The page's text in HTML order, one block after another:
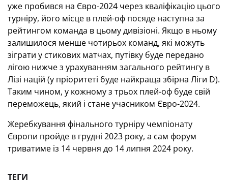
уже пробився на Євро-2024 через кваліфікацію цього
турніру, його місце в плей-оф посяде наступна за
рейтингом команда в цьому дивізіоні. Якщо в ньому
залишилося менше чотирьох команд, які можуть
зіграти у стикових матчах, путівку буде передано
лігою нижче з урахуванням загального рейтингу в
Лізі націй (у пріоритеті буде найкраща збірна Ліги D).
Таким чином, у кожному з трьох плей-оф буде свій
переможець, який і стане учасником Євро-2024.
Жеребкування фінального турніру чемпіонату
Європи пройде в грудні 2023 року, а сам форум
триватиме із 14 червня до 14 липня 2024 року.
ТЕГИ